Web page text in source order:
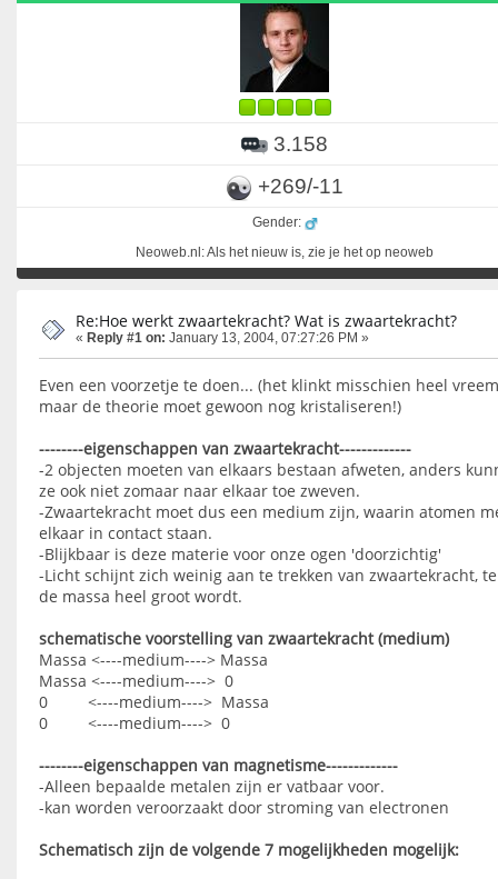
3.158
+269/-11
Gender:
Neoweb.nl: Als het nieuw is, zie je het op neoweb
Re:Hoe werkt zwaartekracht? Wat is zwaartekracht?
« Reply #1 on: January 13, 2004, 07:27:26 PM »
Even een voorzetje te doen... (het klinkt misschien heel
maar de theorie moet gewoon nog kristaliseren!)
--------eigenschappen van zwaartekracht-------------
-2 objecten moeten van elkaars bestaan afweten, anders
ze ook niet zomaar naar elkaar toe zweven.
-Zwaartekracht moet dus een medium zijn, waarin atomen
elkaar in contact staan.
-Blijkbaar is deze materie voor onze ogen 'doorzichtig'
-Licht schijnt zich weinig aan te trekken van zwaartekracht,
de massa heel groot wordt.
schematische voorstelling van zwaartekracht (medium)
Massa <----medium----> Massa
Massa <----medium----> 0
0 <----medium----> Massa
0 <----medium----> 0
--------eigenschappen van magnetisme-------------
-Alleen bepaalde metalen zijn er vatbaar voor.
-kan worden veroorzaakt door stroming van electronen
Schematisch zijn de volgende 7 mogelijkheden mogelijk: